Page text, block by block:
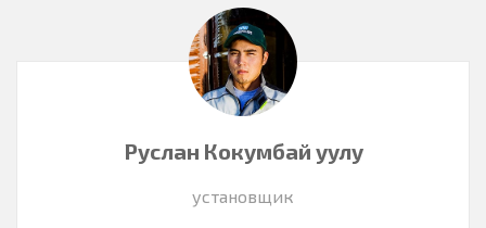
Руслан Кокумбай уулу
установщик